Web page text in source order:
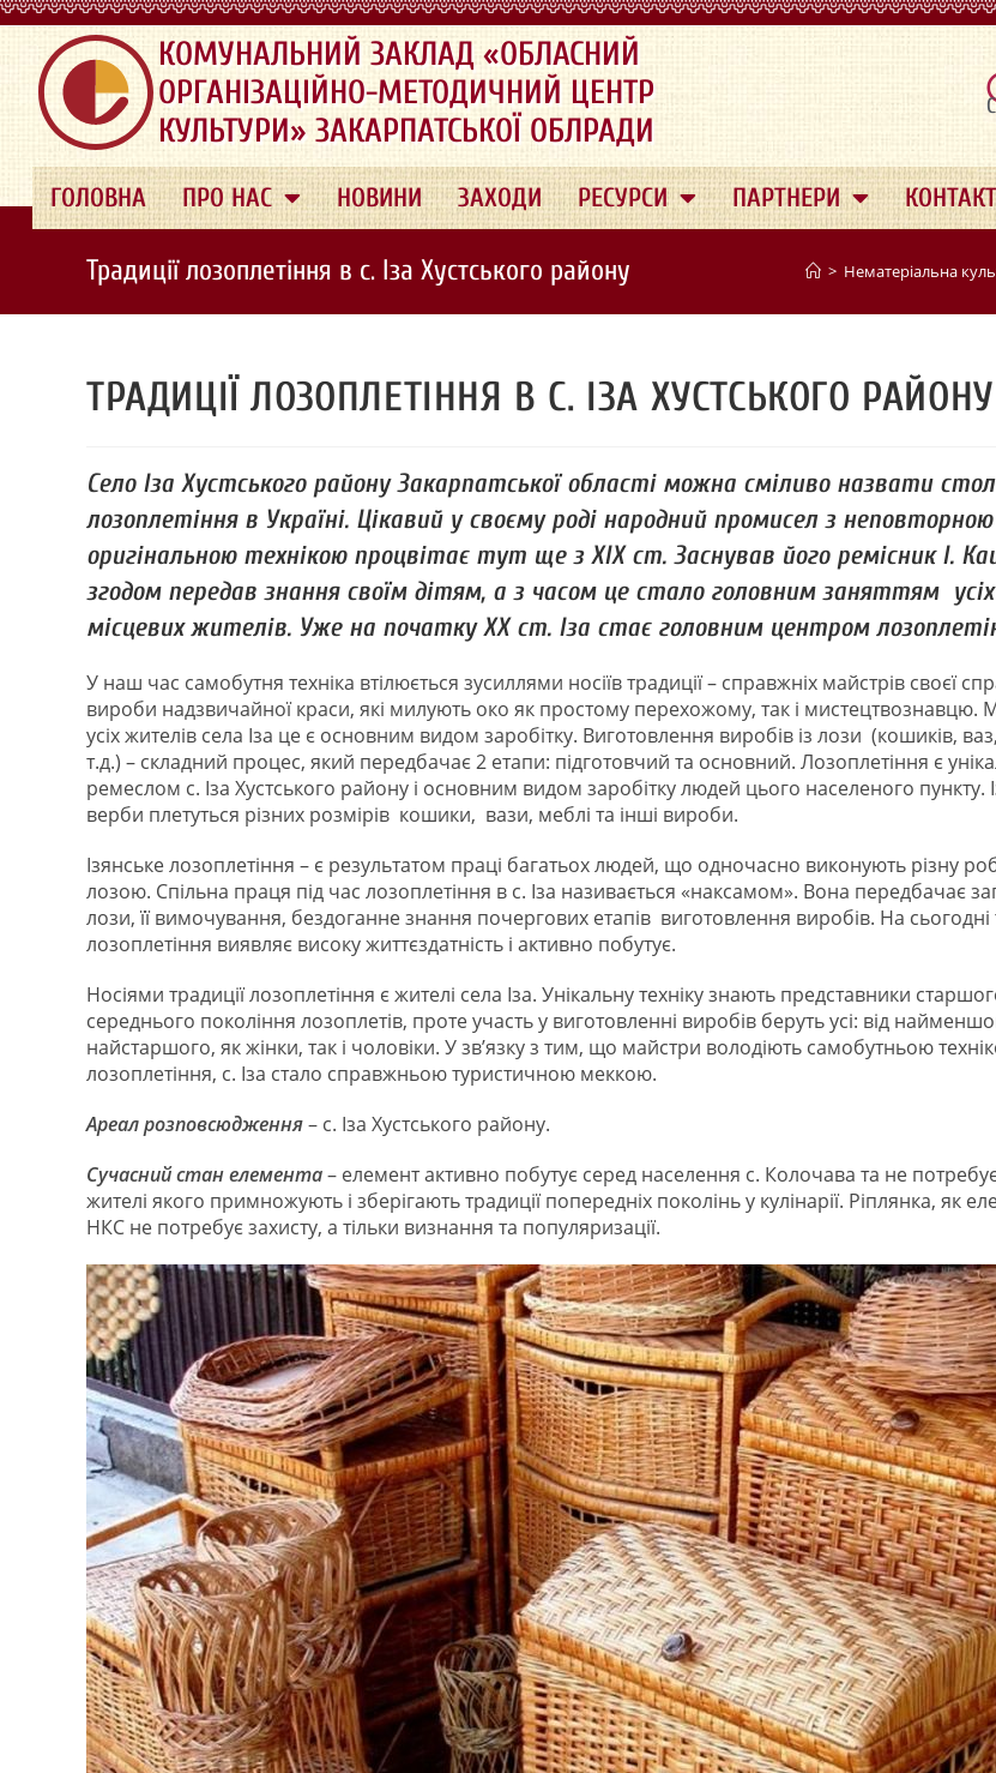
.
КОМУНАЛЬНИЙ ЗАКЛАД «ОБЛАСНИЙ
ОРГАНІЗАЦІЙНО-МЕТОДИЧНИЙ ЦЕНТР
КУЛЬТУРИ» ЗАКАРПАТСЬКОЇ ОБЛРАДИ
ГОЛОВНА ПРО НАС НОВИНИ ЗАХОДИ РЕСУРСИ ПАРТНЕРИ
Традиції лозоплетіння в с. Іза Хустського району > Нематеріальна
ТРАДИЦІЇ ЛОЗОПЛЕТІННЯ В С. ІЗА ХУСТСЬКОГО РАЙОНУ
Село Іза Хустського району Закарпатської області можна сміливо назвати
лозоплетіння в Україні. Цікавий у своєму роді народний промисел з
оригінальною технікою процвітає тут ще з ХІХ ст. Заснував його ремісник І.
згодом передав знання своїм дітям, а з часом це стало головним заняттям усіх
місцевих жителів. Уже на початку ХХ ст. Іза стає головним центром
У наш час самобутня техніка втілюється зусиллями носіїв традиції – справжніх майстрів своєї
вироби надзвичайної краси, які милують око як простому перехожому, так і мистецтвознавцю.
усіх жителів села Іза це є основним видом заробітку. Виготовлення виробів із лози (кошиків,
т.д.) – складний процес, який передбачає 2 етапи: підготовчий та основний. Лозоплетіння є
ремеслом с. Іза Хустського району і основним видом заробітку людей цього населеного пункту.
верби плетуться різних розмірів кошики, вази, меблі та інші вироби.
Ізянське лозоплетіння – є результатом праці багатьох людей, що одночасно виконують різну
лозою. Спільна праця під час лозоплетіння в с. Іза називається «наксамом». Вона передбачає
лози, її вимочування, бездоганне знання почергових етапів виготовлення виробів. На сьогодні
лозоплетіння виявляє високу життєздатність і активно побутує.
Носіями традиції лозоплетіння є жителі села Іза. Унікальну техніку знають представники
середнього покоління лозоплетів, проте участь у виготовленні виробів беруть усі: від
найстаршого, як жінки, так і чоловіки. У зв’язку з тим, що майстри володіють самобутньою
лозоплетіння, с. Іза стало справжньою туристичною меккою.
Ареал розповсюдження– с. Іза Хустського району.
Сучасний стан елемента– елемент активно побутує серед населення с. Колочава та не
жителі якого примножують і зберігають традиції попередніх поколінь у кулінарії. Ріплянка, як
НКС не потребує захисту, а тільки визнання та популяризації.